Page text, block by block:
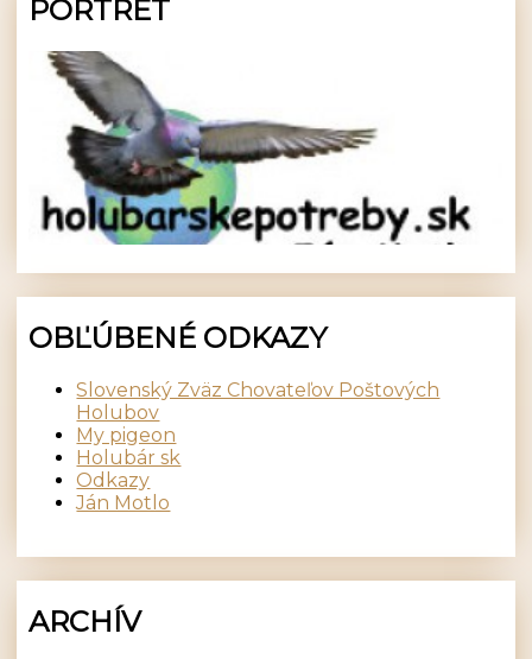
PORTRÉT
OBĽÚBENÉ ODKAZY
Slovenský Zväz Chovateľov Poštových
Holubov
My pigeon
Holubár sk
Odkazy
Ján Motlo
ARCHÍV